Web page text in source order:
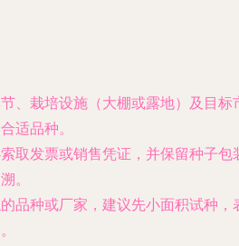
、栽培设施（大棚或露地）及目标
适品种。
取发票或销售凭证，并保留种子包
。
品种或厂家，建议先小面积试种，